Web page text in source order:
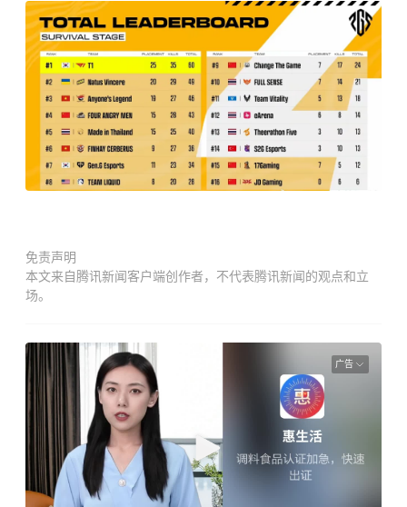
免责声明
本文来自腾讯新闻客户端创作者，不代表腾讯新闻的观点和立
场。
广告